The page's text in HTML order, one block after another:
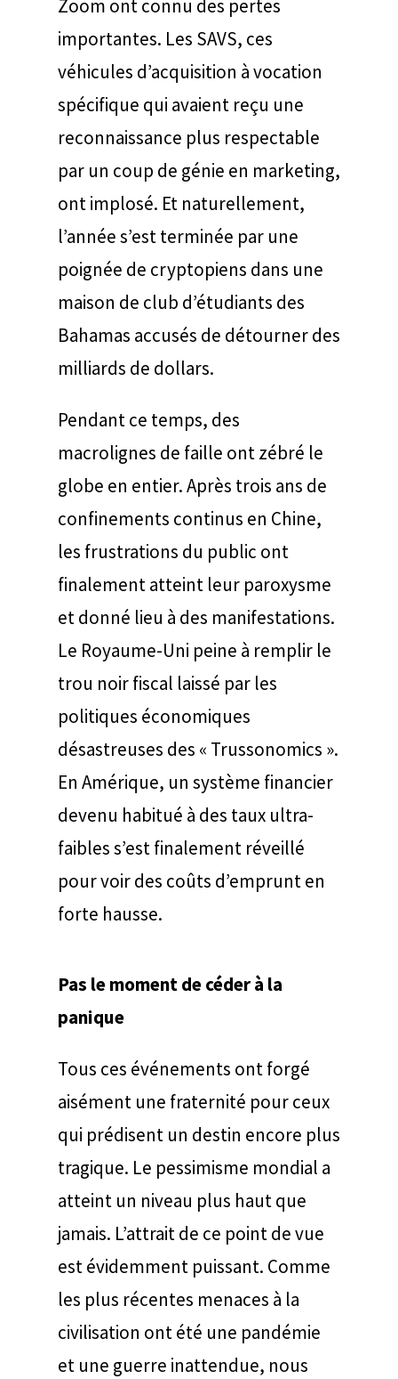
Zoom ont connu des pertes
importantes. Les SAVS, ces
véhicules d’acquisition à vocation
spécifique qui avaient reçu une
reconnaissance plus respectable
par un coup de génie en marketing,
ont implosé. Et naturellement,
l’année s’est terminée par une
poignée de cryptopiens dans une
maison de club d’étudiants des
Bahamas accusés de détourner des
milliards de dollars.
Pendant ce temps, des
macrolignes de faille ont zébré le
globe en entier. Après trois ans de
confinements continus en Chine,
les frustrations du public ont
finalement atteint leur paroxysme
et donné lieu à des manifestations.
Le Royaume-Uni peine à remplir le
trou noir fiscal laissé par les
politiques économiques
désastreuses des « Trussonomics ».
En Amérique, un système financier
devenu habitué à des taux ultra-
faibles s’est finalement réveillé
pour voir des coûts d’emprunt en
forte hausse.
Pas le moment de céder à la
panique
Tous ces événements ont forgé
aisément une fraternité pour ceux
qui prédisent un destin encore plus
tragique. Le pessimisme mondial a
atteint un niveau plus haut que
jamais. L’attrait de ce point de vue
est évidemment puissant. Comme
les plus récentes menaces à la
civilisation ont été une pandémie
et une guerre inattendue, nous